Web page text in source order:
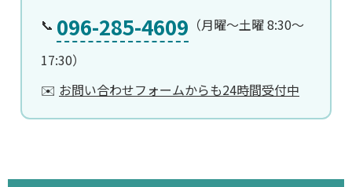
📞 096-285-4609 （月曜〜土曜 8:30〜
17:30）
✉️ お問い合わせフォームからも24時間受付中